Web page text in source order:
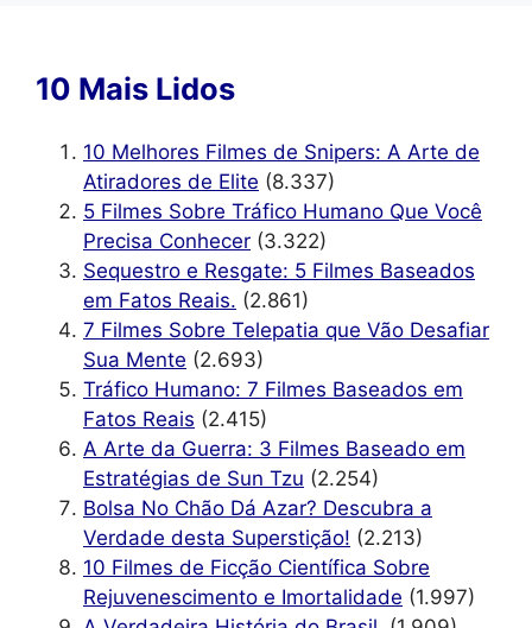
10 Mais Lidos
10 Melhores Filmes de Snipers: A Arte de
Atiradores de Elite (8.337)
5 Filmes Sobre Tráfico Humano Que Você
Precisa Conhecer (3.322)
Sequestro e Resgate: 5 Filmes Baseados
em Fatos Reais. (2.861)
7 Filmes Sobre Telepatia que Vão Desafiar
Sua Mente (2.693)
Tráfico Humano: 7 Filmes Baseados em
Fatos Reais (2.415)
A Arte da Guerra: 3 Filmes Baseado em
Estratégias de Sun Tzu (2.254)
Bolsa No Chão Dá Azar? Descubra a
Verdade desta Superstição! (2.213)
10 Filmes de Ficção Científica Sobre
Rejuvenescimento e Imortalidade (1.997)